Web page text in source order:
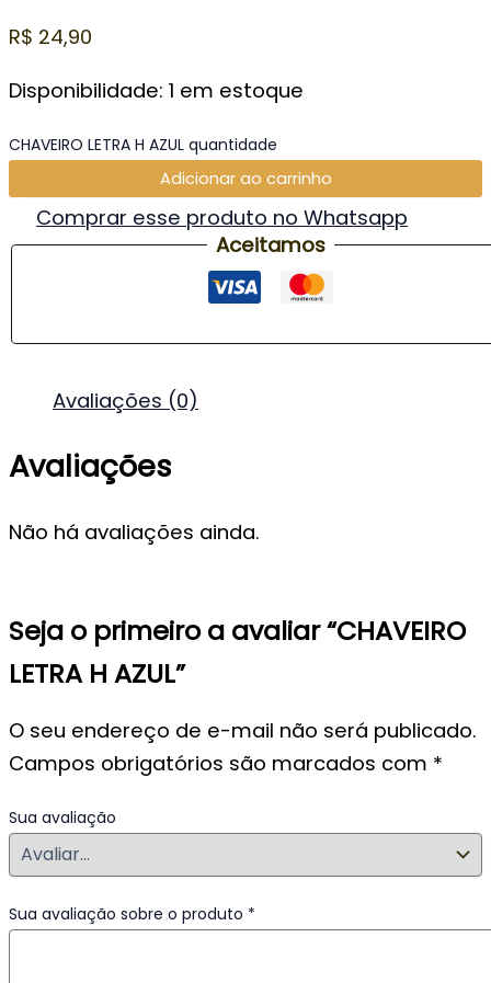
R$ 24,90
Disponibilidade: 1 em estoque
CHAVEIRO LETRA H AZUL quantidade
Adicionar ao carrinho
Comprar esse produto no Whatsapp
Aceitamos
Avaliações (0)
Avaliações
Não há avaliações ainda.
Seja o primeiro a avaliar “CHAVEIRO
LETRA H AZUL”
O seu endereço de e-mail não será publicado.
Campos obrigatórios são marcados com *
Sua avaliação
Sua avaliação sobre o produto *